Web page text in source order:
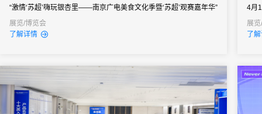
“激情‘苏超’嗨玩银杏里——南京广电美食文化季暨‘苏超’观赛嘉年华”
携手31会议引入31碰碰卡这一NFC智能交互工具，以“一碰即达”的
极简体验，为现场观众打造了数字化、沉浸式的观赛新范式，也为
展览/博览会
了解详情
4月
称
轻
通
展
了